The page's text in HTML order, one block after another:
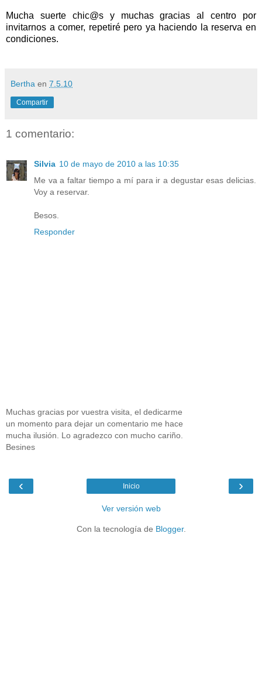
Mucha suerte chic@s y muchas gracias al centro por
invitarnos a comer, repetiré pero ya haciendo la reserva en
condiciones.
Bertha en 7.5.10
Compartir
1 comentario:
Silvia 10 de mayo de 2010 a las 10:35
Me va a faltar tiempo a mí para ir a degustar esas delicias.
Voy a reservar.
Besos.
Responder
Muchas gracias por vuestra visita, el dedicarme
un momento para dejar un comentario me hace
mucha ilusión. Lo agradezco con mucho cariño.
Besines
‹ ›
Inicio
Ver versión web
Con la tecnología de Blogger.